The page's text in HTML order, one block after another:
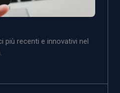
più recenti e innovativi nel